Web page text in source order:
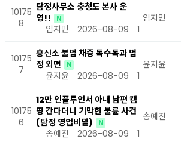
10175
8
탐정사무소 충청도 본사 운
영!!
N
임지민 2026-08-09 1
임지민
10175
7
흥신소 불법 채증 독수독과 법
정 외면
N
윤지윤 2026-08-09 1
윤지윤
10175
6
12만 인플루언서 아내 남편 캠
핑 간다더니 기막힌 불륜 사건
(탐정 영업비밀)
N
송예진 2026-08-09 1
송예진